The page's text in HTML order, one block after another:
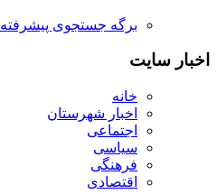
برگه جستجوی پیشرفته
اخبار سایت
خانه
اخبار شهرستان
اجتماعی
سیاسی
فرهنگی
اقتصادی